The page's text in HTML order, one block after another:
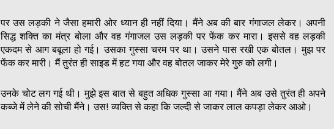
पर उस लड़की ने जैसा हमारी ओर ध्यान ही नहीं दिया। मैंने अब की बार गंगाजल लेकर। अपनी
सिद्ध शक्ति का मंत्र बोला और वह गंगाजल उस लड़की पर फेंक कर मारा। इससे वह लड़की
एकदम से आग बबूला हो गई। उसका गुस्सा चरम पर था। उसने पास रखी एक बोतल। मुझ पर
फेंक कर मारी। मैं तुरंत ही साइड में हट गया और वह बोतल जाकर मेरे गुरु को लगी।
उनके चोट लग गई थी। मुझे इस बात से बहुत अधिक गुस्सा आ गया। मैंने अब उसे तुरंत ही अपने
कब्जे में लेने की सोची मैंने। उस! व्यक्ति से कहा कि जल्दी से जाकर लाल कपड़ा लेकर आओ।